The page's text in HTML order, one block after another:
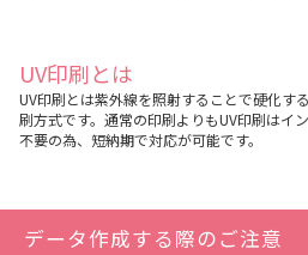
UV印刷とは
UV印刷とは紫外線を照射することで硬化す
刷方式です。通常の印刷よりもUV印刷はイ
不要の為、短納期で対応が可能です。
データ作成する際のご注意